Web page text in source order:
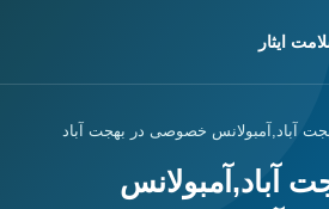
ایثار
آباد,آمبولانس خصوصی در بهجت آباد
آباد,آمبولانس